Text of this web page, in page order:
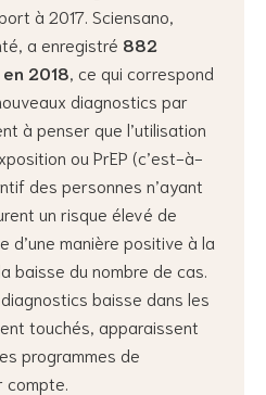
à 2017. Sciensano,
a enregistré 882
2018 , ce qui correspond
diagnostics par
à penser que l’utilisation
ou PrEP (c’est-à-
des personnes n’ayant
un risque élevé de
d’une manière positive à la
baisse du nombre de cas.
baisse dans les
touchés, apparaissent
programmes de